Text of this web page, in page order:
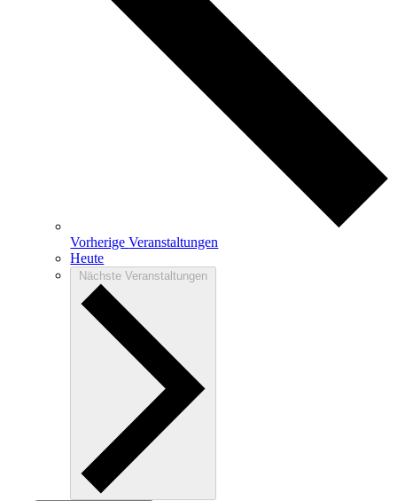
VorherigeVeranstaltungen
Heute
NächsteVeranstaltungen